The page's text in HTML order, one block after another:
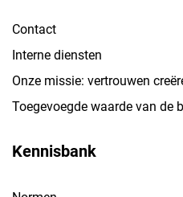
Contact
Interne diensten
Onze missie: vertrouwen
Toegevoegde waarde van de
Kennisbank